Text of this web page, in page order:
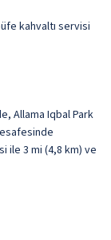
kahvaltı servisi
Allama Iqbal Park
ile 3 mi (4,8 km) ve